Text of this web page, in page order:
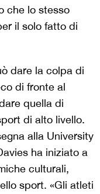
che lo stesso
il solo fatto di
dare la colpa di
di fronte al
quella di
di alto livello.
alla University
ha iniziato a
culturali,
sport. «Gli atleti